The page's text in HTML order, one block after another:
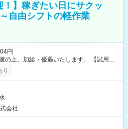
！】稼ぎたい日にサクッ
自由シフトの軽作業
円
、加給・優遇いたします。 【試用期
り
会社